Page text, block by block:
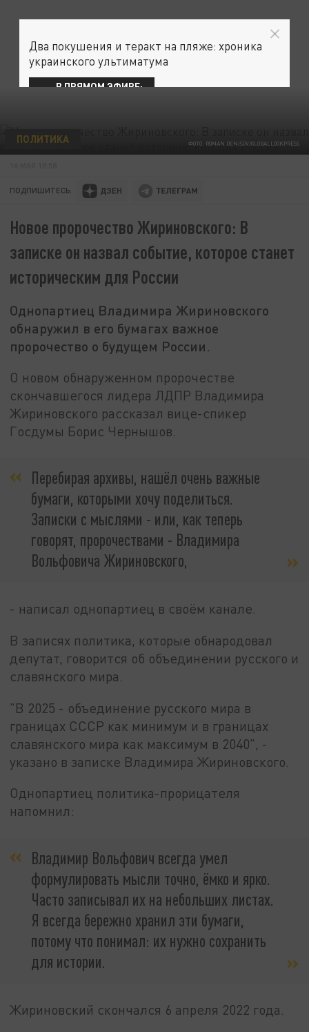
ФОТО: ROMAN DENISOV/GLOBALLOOKPRESS
ПОЛИТИКА
ПОДПИШИТЕСЬ:
Новое пророчество Жириновского: В
записке он назвал событие, которое станет
историческим для России
Однопартиец Владимира Жириновского
обнаружил в его бумагах важное
пророчество о будущем России.
О новом обнаруженном пророчестве
скончавшегося лидера ЛДПР Владимира
Жириновского рассказал вице-спикер
Госдумы Борис Чернышов.
Перебирая архивы, нашёл очень важные
бумаги, которыми хочу поделиться.
Записки с мыслями - или, как теперь
говорят, пророчествами - Владимира
Вольфовича Жириновского,
- написал однопартиец в своём канале.
В записях политика, которые обнародовал
депутат, говорится об объединении русского и
славянского мира.
"В 2025 - объединение русского мира в
границах СССР как минимум и в границах
славянского мира как максимум в 2040", -
указано в записке Владимира Жириновского.
Однопартиец политика-прорицателя
напомнил:
Владимир Вольфович всегда умел
формулировать мысли точно, ёмко и ярко.
Часто записывал их на небольших листах.
Я всегда бережно хранил эти бумаги,
потому что понимал: их нужно сохранить
для истории.
Жириновский скончался 6 апреля 2022 года.
Два покушения и теракт на пляже: хроника
украинского ультиматума
В ПРЯМОМ ЭФИРЕ: